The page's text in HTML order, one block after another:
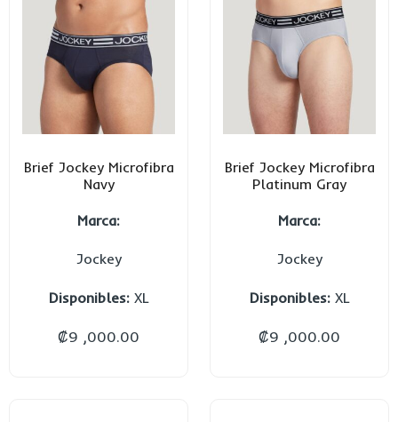
Brief Jockey Microfibra
Navy
Marca:
Jockey
Disponibles:XL
₡9 ,000.00
Brief Jockey Microfibra
Platinum Gray
Marca:
Jockey
Disponibles:XL
₡9 ,000.00